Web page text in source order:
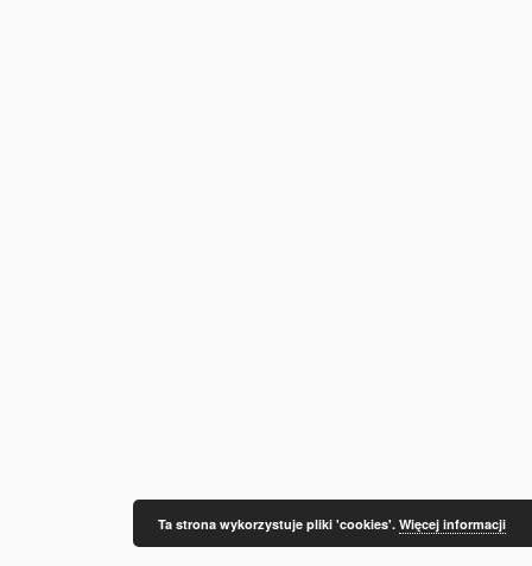
Ta strona wykorzystuje pliki 'cookies'. Więcej informacji